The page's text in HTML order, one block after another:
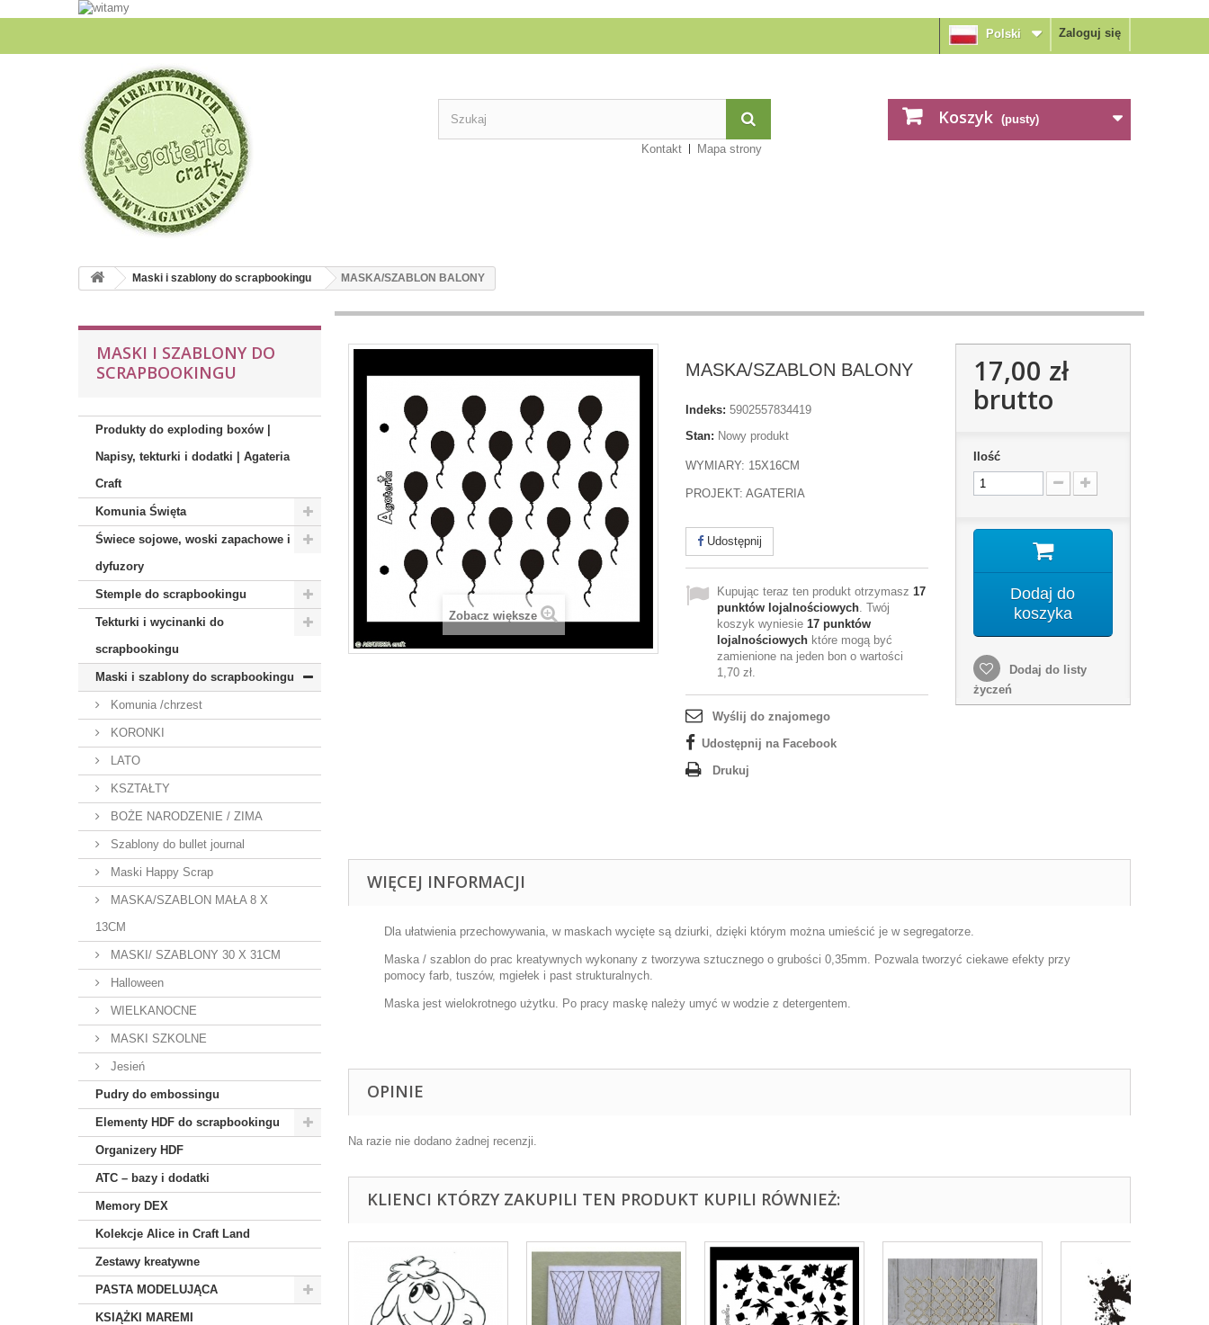
Zaloguj się
Polski
Koszyk (pusty)
Kontakt Mapa strony
Maski i szablony do scrapbookingu MASKA/SZABLON BALONY
MASKI I SZABLONY DO
SCRAPBOOKINGU
Produkty do exploding boxów |
Napisy, tekturki i dodatki | Agateria
Craft
Komunia Święta
Świece sojowe, woski zapachowe i
dyfuzory
Stemple do scrapbookingu
Tekturki i wycinanki do
scrapbookingu
Maski i szablony do scrapbookingu
Komunia /chrzest
KORONKI
LATO
KSZTAŁTY
BOŻE NARODZENIE / ZIMA
Szablony do bullet journal
Maski Happy Scrap
MASKA/SZABLON MAŁA 8 X
13CM
MASKI/ SZABLONY 30 X 31CM
Halloween
WIELKANOCNE
MASKI SZKOLNE
Jesień
Pudry do embossingu
Elementy HDF do scrapbookingu
Organizery HDF
ATC – bazy i dodatki
Memory DEX
Kolekcje Alice in Craft Land
Zestawy kreatywne
PASTA MODELUJĄCA
KSIĄŻKI MAREMI
Zobacz większe
MASKA/SZABLON BALONY
Indeks: 5902557834419
Stan: Nowy produkt
WYMIARY: 15X16CM
PROJEKT: AGATERIA
Udostępnij
Kupując teraz ten produkt otrzymasz 17
punktów lojalnościowych. Twój
koszyk wyniesie 17 punktów
lojalnościowych które mogą być
zamienione na jeden bon o wartości
1,70 zł.
Wyślij do znajomego
Udostępnij na Facebook
Drukuj
17,00 zł
brutto
Ilość
Dodaj do
koszyka
Dodaj do listy
życzeń
WIĘCEJ INFORMACJI
Dla ułatwienia przechowywania, w maskach wycięte są dziurki, dzięki którym można umieścić je w segregatorze.
Maska / szablon do prac kreatywnych wykonany z tworzywa sztucznego o grubości 0,35mm. Pozwala tworzyć ciekawe efekty przy
pomocy farb, tuszów, mgiełek i past strukturalnych.
Maska jest wielokrotnego użytku. Po pracy maskę należy umyć w wodzie z detergentem.
OPINIE
Na razie nie dodano żadnej recenzji.
KLIENCI KTÓRZY ZAKUPILI TEN PRODUKT KUPILI RÓWNIEŻ: